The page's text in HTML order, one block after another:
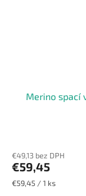
Merino spací
€49,13 bez DPH
€59,45
Jednotková
€59,45 / 1 ks